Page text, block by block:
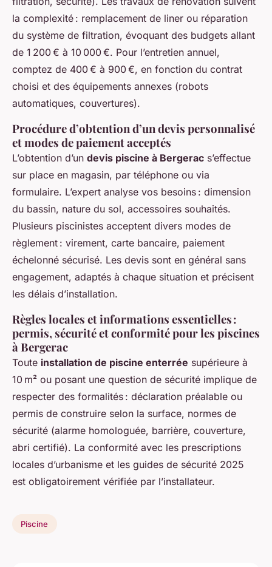
la complexité : remplacement de liner ou réparation
du système de filtration, évoquant des budgets allant
de 1 200 € à 10 000 €. Pour l’entretien annuel,
comptez de 400 € à 900 €, en fonction du contrat
choisi et des équipements annexes (robots
automatiques, couvertures).
Procédure d’obtention d’un devis personnalisé
et modes de paiement acceptés
L’obtention d’un devis piscine à Bergerac s’effectue
sur place en magasin, par téléphone ou via
formulaire. L’expert analyse vos besoins : dimension
du bassin, nature du sol, accessoires souhaités.
Plusieurs piscinistes acceptent divers modes de
règlement : virement, carte bancaire, paiement
échelonné sécurisé. Les devis sont en général sans
engagement, adaptés à chaque situation et précisent
les délais d’installation.
Règles locales et informations essentielles :
permis, sécurité et conformité pour les piscines
à Bergerac
Toute installation de piscine enterrée supérieure à
10 m² ou posant une question de sécurité implique de
respecter des formalités : déclaration préalable ou
permis de construire selon la surface, normes de
sécurité (alarme homologuée, barrière, couverture,
abri certifié). La conformité avec les prescriptions
locales d’urbanisme et les guides de sécurité 2025
est obligatoirement vérifiée par l’installateur.
Piscine